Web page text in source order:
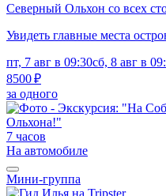
Северный Ольхон со всех
Увидеть главные места
пт, 7 авг в 09:30сб, 8 авг в
8500 ₽
за одного
7 часов
На автомобиле
Мини-группа